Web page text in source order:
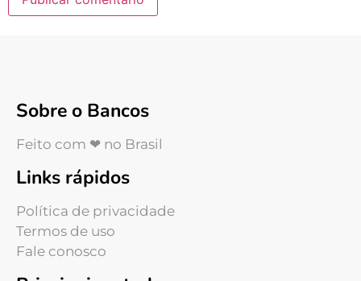
Sobre o Bancos
Feito com ❤ no Brasil
Links rápidos
Política de privacidade
Termos de uso
Fale conosco